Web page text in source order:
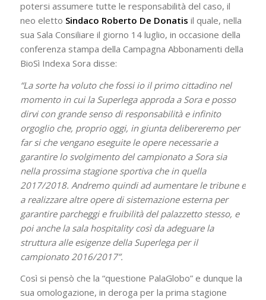
potersi assumere tutte le responsabilità del caso, il
neo eletto Sindaco Roberto De Donatis il quale, nella
sua Sala Consiliare il giorno 14 luglio, in occasione della
conferenza stampa della Campagna Abbonamenti della
BioSì Indexa Sora disse:
“La sorte ha voluto che fossi io il primo cittadino nel
momento in cui la Superlega approda a Sora e posso
dirvi con grande senso di responsabilità e infinito
orgoglio che, proprio oggi, in giunta delibereremo per
far si che vengano eseguite le opere necessarie a
garantire lo svolgimento del campionato a Sora sia
nella prossima stagione sportiva che in quella
2017/2018. Andremo quindi ad aumentare le tribune e
a realizzare altre opere di sistemazione esterna per
garantire parcheggi e fruibilità del palazzetto stesso, e
poi anche la sala hospitality così da adeguare la
struttura alle esigenze della Superlega per il
campionato 2016/2017”.
Così si pensò che la “questione PalaGlobo” e dunque la
sua omologazione, in deroga per la prima stagione